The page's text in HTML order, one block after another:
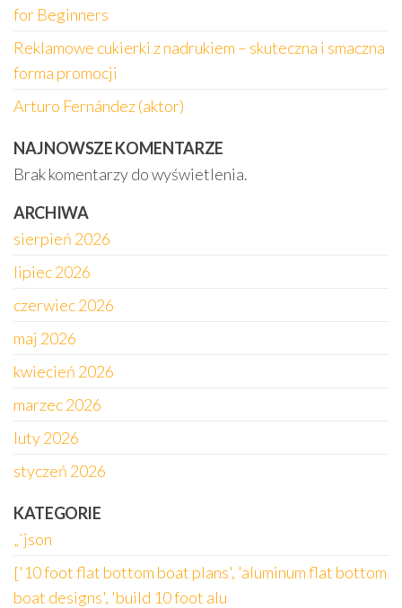
for Beginners
Reklamowe cukierki z nadrukiem – skuteczna i smaczna
forma promocji
Arturo Fernández (aktor)
NAJNOWSZE KOMENTARZE
Brak komentarzy do wyświetlenia.
ARCHIWA
sierpień 2026
lipiec 2026
czerwiec 2026
maj 2026
kwiecień 2026
marzec 2026
luty 2026
styczeń 2026
KATEGORIE
„`json
['10 foot flat bottom boat plans', 'aluminum flat bottom
boat designs', 'build 10 foot alu